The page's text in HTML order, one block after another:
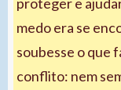
medo era se
soubesse o que
conflito: nem